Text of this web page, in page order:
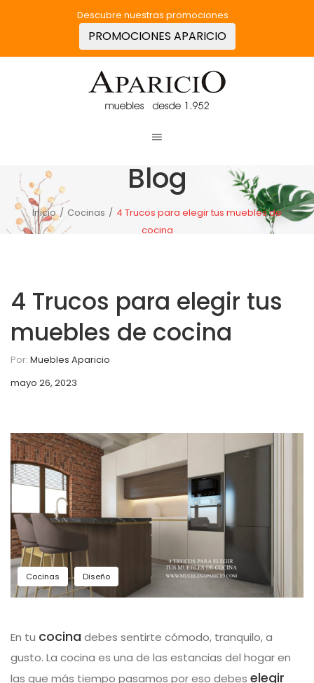
Descubre nuestras promociones
PROMOCIONES APARICIO
Blog
Inicio / Cocinas / 4 Trucos para elegir tus muebles de
cocina
4 Trucos para elegir tus
muebles de cocina
Por: Muebles Aparicio
mayo 26, 2023
Cocinas Diseño
En tu cocina debes sentirte cómodo, tranquilo, a
gusto. La cocina es una de las estancias del hogar en
las que más tiempo pasamos por eso debes elegir